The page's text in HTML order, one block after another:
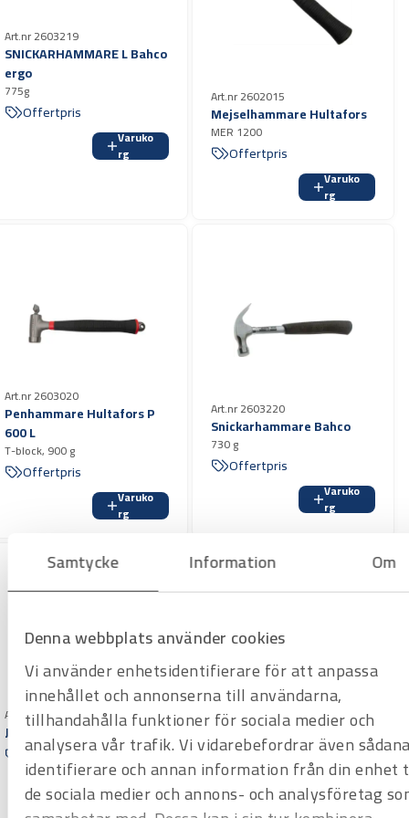
Samtycke Information Om
Denna webbplats använder cookies
Vi använder enhetsidentifierare för att anpassa
innehållet och annonserna till användarna,
tillhandahålla funktioner för sociala medier och
analysera vår trafik. Vi vidarebefordrar även sådana
identifierare och annan information från din enhet
de sociala medier och annons- och analysföretag
Art.nr 2603219
SNICKARHAMMARE L Bahco
ergo
775g
Offertpris
Varuko
rg
Art.nr 2602015
Mejselhammare Hultafors
MER 1200
Offertpris
Varuko
rg
Art.nr 2603020
Penhammare Hultafors P
600 L
T-block, 900 g
Offertpris
Varuko
rg
Art.nr 2603220
Snickarhammare Bahco
730 g
Offertpris
Varuko
rg
Art.nr 2601550
Järnslägga Hultafors KS
Offertpris
Varuko
rg
Art.nr 2602514
Smideshammare Hultafors
ZR1000